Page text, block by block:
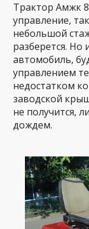
Трактор Амжк
управление,
небольшой
разберется. Но
автомобиль,
управлением
недостатком
заводской
не получится,
дождем.